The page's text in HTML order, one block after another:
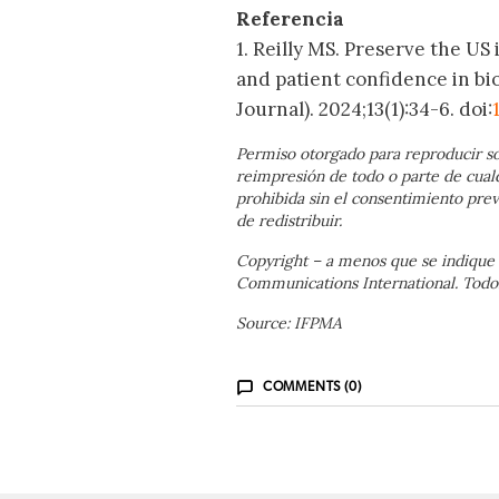
Referencia
1. Reilly MS. Preserve the
and patient confidence in
Journal). 2024;13(1):34-6. doi:
Permiso otorgado para reproducir
reimpresión de todo o parte de
prohibida sin el consentimiento
de redistribuir.
Copyright – a menos que se
Communications International.
Source: IFPMA
COMMENTS (0)